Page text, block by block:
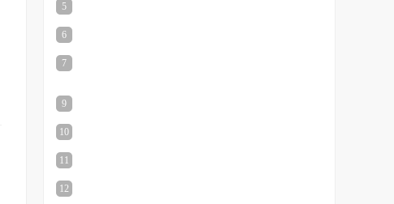
5
6
7
9
10
11
12